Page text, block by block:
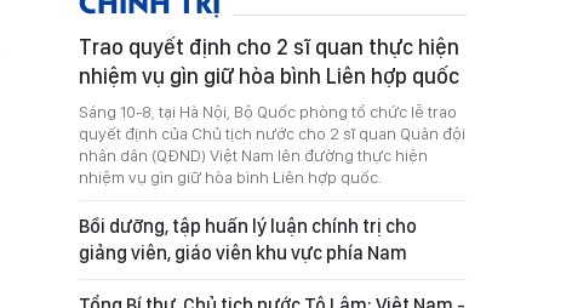
Trao quyết định cho 2 sĩ quan thực hiện
nhiệm vụ gìn giữ hòa bình Liên hợp quốc
Sáng 10-8, tại Hà Nội, Bộ Quốc phòng tổ chức lễ trao
quyết định của Chủ tịch nước cho 2 sĩ quan Quân đội
nhân dân (QĐND) Việt Nam lên đường thực hiện
nhiệm vụ gìn giữ hòa bình Liên hợp quốc.
Bồi dưỡng, tập huấn lý luận chính trị cho
giảng viên, giáo viên khu vực phía Nam